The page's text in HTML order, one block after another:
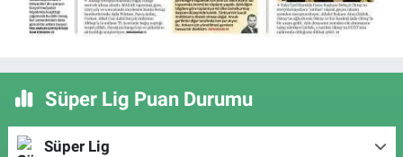
Süper Lig Puan Durumu
Süper Lig